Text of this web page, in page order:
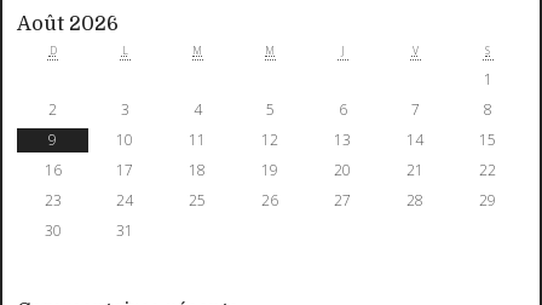
Août 2026
D L M M J V S
1
2
3 4 5 6 7
8
9
10 11 12 13 14
15
16
17 18 19 20 21
22
23
24 25 26 27 28
29
30
31